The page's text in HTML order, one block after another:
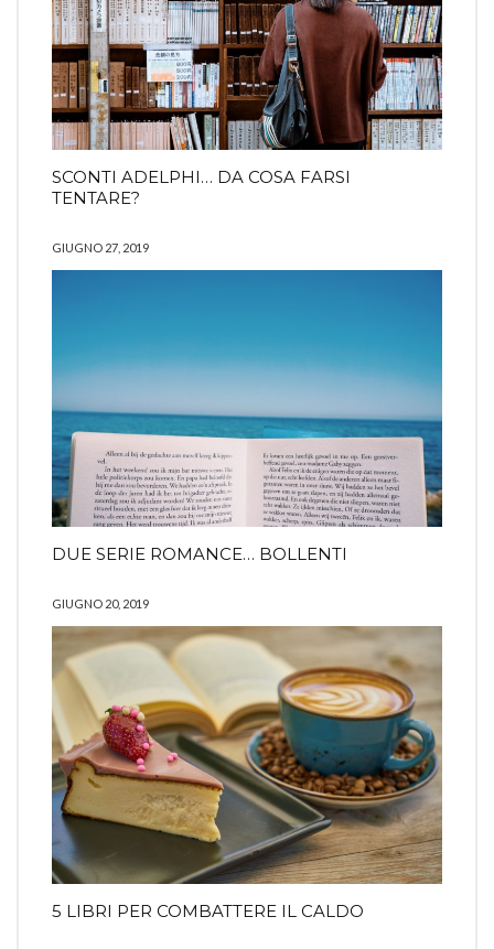
SCONTI ADELPHI… DA COSA FARSI
TENTARE?
GIUGNO 27, 2019
DUE SERIE ROMANCE… BOLLENTI
GIUGNO 20, 2019
5 LIBRI PER COMBATTERE IL CALDO